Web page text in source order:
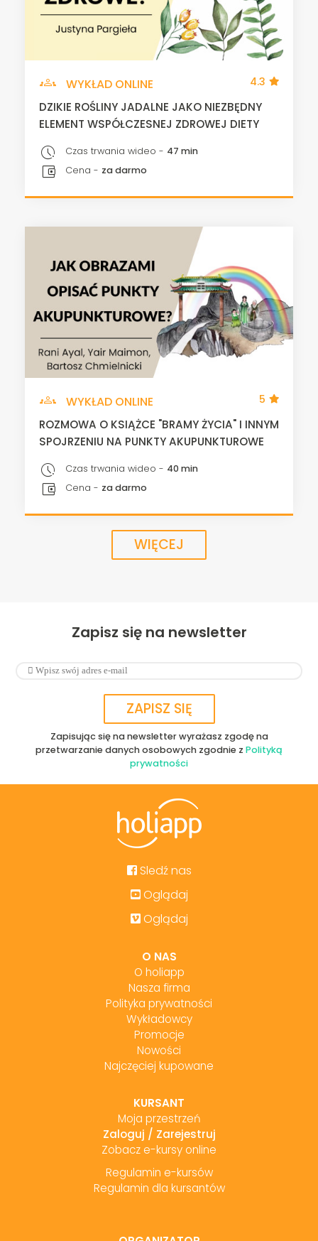
groups WYKŁAD ONLINE 4.3
DZIKIE ROŚLINY JADALNE JAKO NIEZBĘDNY
ELEMENT WSPÓŁCZESNEJ ZDROWEJ DIETY
pace Czas trwania wideo - 47 min
account_balance_wallet Cena - za darmo
groups WYKŁAD ONLINE 5
ROZMOWA O KSIĄŻCE "BRAMY ŻYCIA" I INNYM
SPOJRZENIU NA PUNKTY AKUPUNKTUROWE
pace Czas trwania wideo - 40 min
account_balance_wallet Cena - za darmo
WIĘCEJ
Zapisz się na newsletter
Zapisując się na newsletter wyrażasz zgodę na
przetwarzanie danych osobowych zgodnie z Polityką
prywatności
Sledź nas
Oglądaj
Oglądaj
O NAS
O holiapp
Nasza firma
Polityka prywatności
Wykładowcy
Promocje
Nowości
Najczęciej kupowane
KURSANT
Moja przestrzeń
Zaloguj / Zarejestruj
Zobacz e-kursy online
Regulamin e-kursów
Regulamin dla kursantów